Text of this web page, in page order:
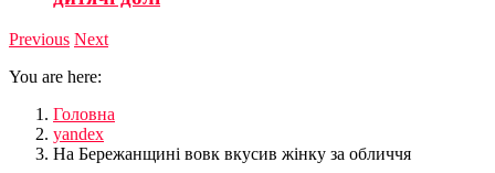
Previous Next
You are here:
Головна
yandex
На Бережанщині вовк вкусив жінку за обличчя